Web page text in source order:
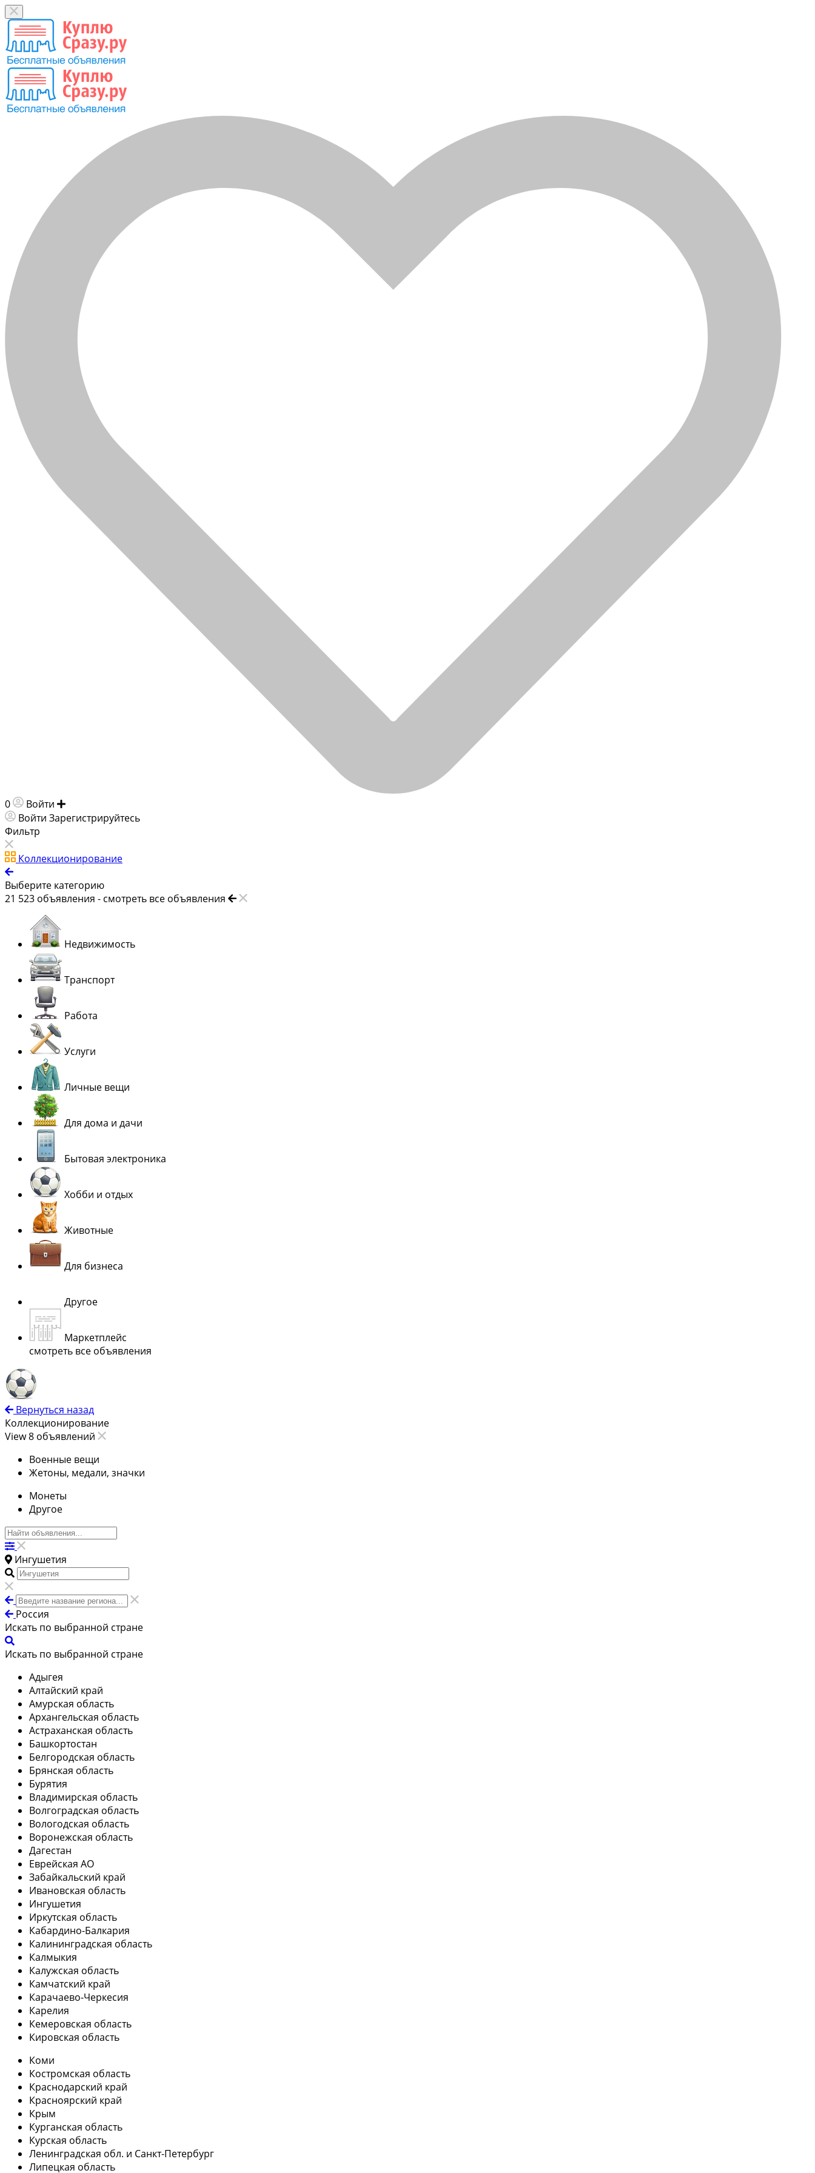
0 Войти
Войти Зарегистрируйтесь
Фильтр
Коллекционирование
Выберите категорию
21 523 объявления - смотреть все объявления
Недвижимость
Транспорт
Работа
Услуги
Личные вещи
Для дома и дачи
Бытовая электроника
Хобби и отдых
Животные
Для бизнеса
Другое
Маркетплейс
смотреть все объявления
Вернуться назад
Коллекционирование
View 8 объявлений
Военные вещи
Жетоны, медали, значки
Монеты
Другое
Ингушетия
Россия
Искать по выбранной стране
Искать по выбранной стране
Адыгея
Алтайский край
Амурская область
Архангельская область
Астраханская область
Башкортостан
Белгородская область
Брянская область
Бурятия
Владимирская область
Волгоградская область
Вологодская область
Воронежская область
Дагестан
Еврейская АО
Забайкальский край
Ивановская область
Ингушетия
Иркутская область
Кабардино-Балкария
Калининградская область
Калмыкия
Калужская область
Камчатский край
Карачаево-Черкесия
Карелия
Кемеровская область
Кировская область
Коми
Костромская область
Краснодарский край
Красноярский край
Крым
Курганская область
Курская область
Ленинградская обл. и Санкт-Петербург
Липецкая область